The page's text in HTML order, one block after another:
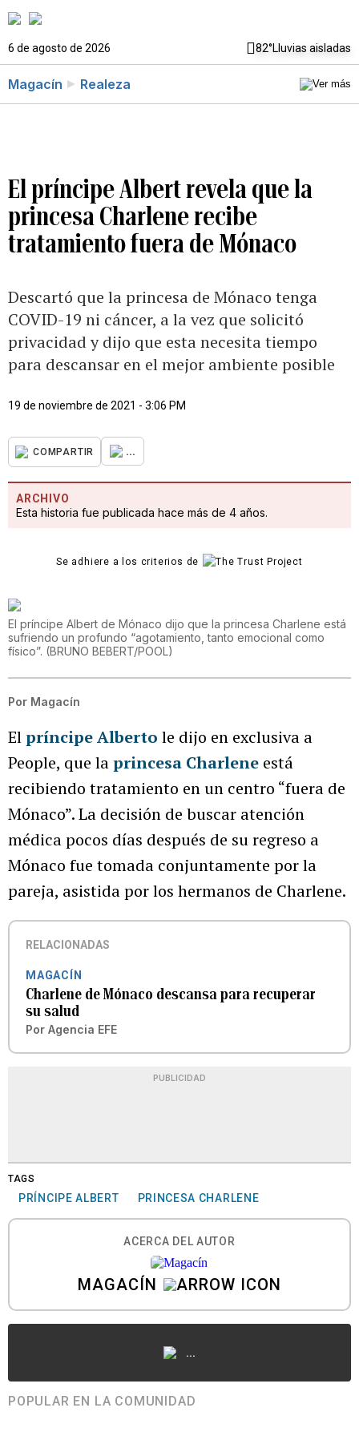
6 de agosto de 2026 82°Lluvias aisladas
Magacín Realeza
El príncipe Albert revela que la
princesa Charlene recibe
tratamiento fuera de Mónaco
Descartó que la princesa de Mónaco tenga
COVID-19 ni cáncer, a la vez que solicitó
privacidad y dijo que esta necesita tiempo
para descansar en el mejor ambiente posible
19 de noviembre de 2021 - 3:06 PM
COMPARTIR ...
ARCHIVO
Esta historia fue publicada hace más de 4 años.
Se adhiere a los criterios de
El príncipe Albert de Mónaco dijo que la princesa Charlene está
sufriendo un profundo “agotamiento, tanto emocional como
físico”. (BRUNO BEBERT/POOL)
Por Magacín
Elpríncipe Alberto le dijo en exclusiva a
People, que laprincesa Charlene está
recibiendo tratamiento en un centro “fuera de
Mónaco”. La decisión de buscar atención
médica pocos días después de su regreso a
Mónaco fue tomada conjuntamente por la
pareja, asistida por los hermanos de Charlene.
RELACIONADAS
MAGACÍN
Charlene de Mónaco descansa para recuperar
su salud
Por Agencia EFE
PUBLICIDAD
TAGS
PRÍNCIPE ALBERT PRINCESA CHARLENE
ACERCA DEL AUTOR
MAGACÍN
...
POPULAR EN LA COMUNIDAD